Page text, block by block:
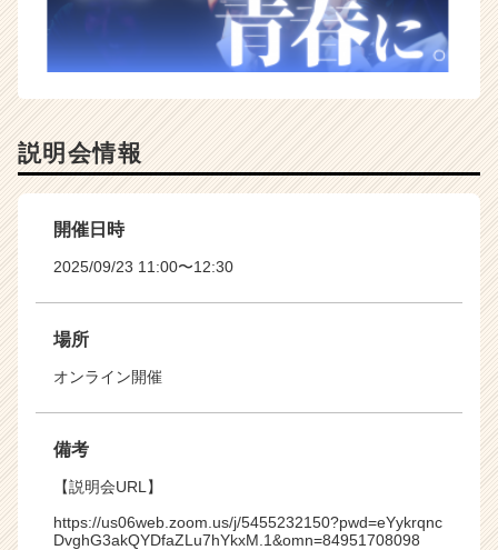
説明会情報
開催日時
2025/09/23 11:00〜12:30
場所
オンライン開催
備考
【説明会URL】
https://us06web.zoom.us/j/5455232150?pwd=eYykrqnc
DvghG3akQYDfaZLu7hYkxM.1&omn=84951708098